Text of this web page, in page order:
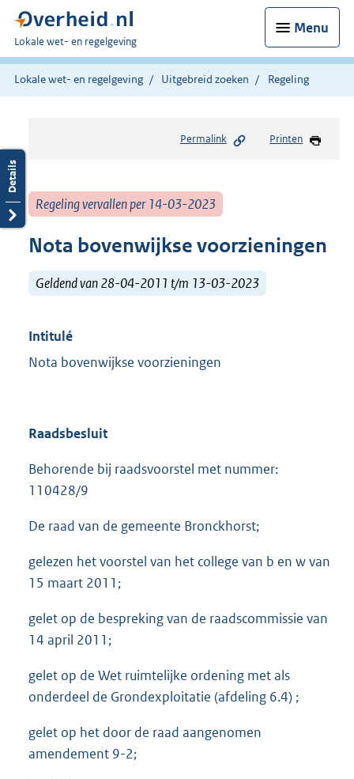
Menu
U
bent
hier:
Lokale wet- en regelgeving
Lokale wet- en regelgeving Uitgebreid zoeken Regeling
Permalink Printen
Regeling vervallen per 14-03-2023
Nota bovenwijkse voorzieningen
Geldend van 28-04-2011 t/m 13-03-2023
Intitulé
Nota bovenwijkse voorzieningen
Raadsbesluit
Behorende bij raadsvoorstel met nummer:
110428/9
De raad van de gemeente Bronckhorst;
gelezen het voorstel van het college van b en w van
15 maart 2011;
gelet op de bespreking van de raadscommissie van
14 april 2011;
gelet op de Wet ruimtelijke ordening met als
onderdeel de Grondexploitatie (afdeling 6.4) ;
gelet op het door de raad aangenomen
amendement 9-2;